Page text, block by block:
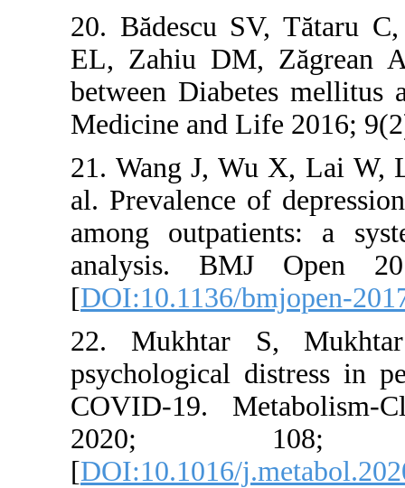
20.
EL,
between
Medicine
21. Wang
al.
among
[
22.
COVID-
[